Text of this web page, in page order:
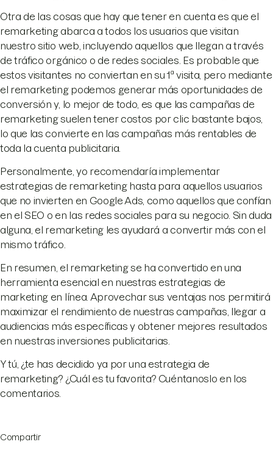
Otra de las cosas que hay que tener en cuenta es que el
remarketing abarca a todos los usuarios que visitan
nuestro sitio web, incluyendo aquellos que llegan a través
de tráfico orgánico o de redes sociales. Es probable que
estos visitantes no conviertan en su 1ª visita, pero mediante
el remarketing podemos generar más oportunidades de
conversión y, lo mejor de todo, es que las campañas de
remarketing suelen tener costos por clic bastante bajos,
lo que las convierte en las campañas más rentables de
toda la cuenta publicitaria.
Personalmente, yo recomendaría implementar
estrategias de remarketing hasta para aquellos usuarios
que no invierten en Google Ads, como aquellos que confían
en el SEO o en las redes sociales para su negocio. Sin duda
alguna, el remarketing les ayudará a convertir más con el
mismo tráfico.
En resumen, el remarketing se ha convertido en una
herramienta esencial en nuestras estrategias de
marketing en línea. Aprovechar sus ventajas nos permitirá
maximizar el rendimiento de nuestras campañas, llegar a
audiencias más específicas y obtener mejores resultados
en nuestras inversiones publicitarias.
Y tú, ¿te has decidido ya por una estrategia de
remarketing? ¿Cuál es tu favorita? Cuéntanoslo en los
comentarios.
Compartir